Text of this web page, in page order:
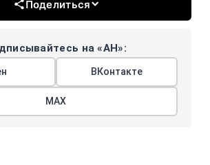
Поделиться
на «АН»:
ВКонтакте
МАХ